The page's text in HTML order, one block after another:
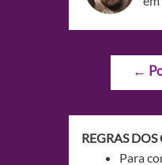
←
REGRAS
Para